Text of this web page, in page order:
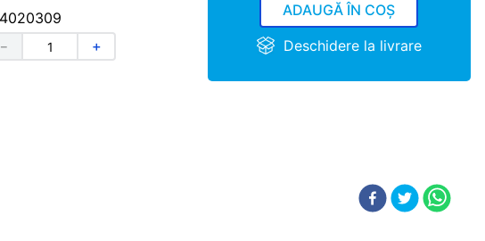
＋
－
ADAUGĂ ÎN COȘ
Deschidere la livrare